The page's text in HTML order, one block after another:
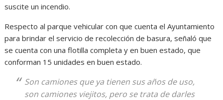
suscite un incendio.
Respecto al parque vehicular con que cuenta el Ayuntamiento
para brindar el servicio de recolección de basura, señaló que
se cuenta con una flotilla completa y en buen estado, que
conforman 15 unidades en buen estado.
Son camiones que ya tienen sus años de uso,
son camiones viejitos, pero se trata de darles